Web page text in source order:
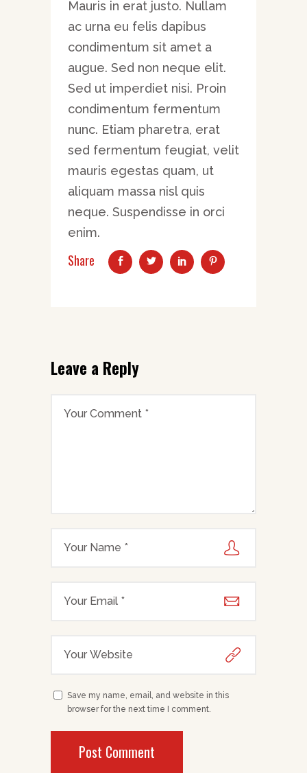
Mauris in erat justo. Nullam
ac urna eu felis dapibus
condimentum sit amet a
augue. Sed non neque elit.
Sed ut imperdiet nisi. Proin
condimentum fermentum
nunc. Etiam pharetra, erat
sed fermentum feugiat, velit
mauris egestas quam, ut
aliquam massa nisl quis
neque. Suspendisse in orci
enim.
Share
Leave a Reply
Save my name, email, and website in this
browser for the next time I comment.